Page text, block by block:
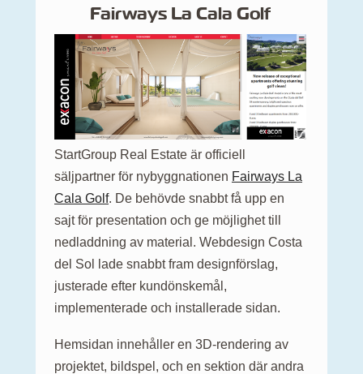
Fairways La Cala Golf
StartGroup Real Estate är officiell
säljpartner för nybyggnationen Fairways La
Cala Golf. De behövde snabbt få upp en
sajt för presentation och ge möjlighet till
nedladdning av material. Webdesign Costa
del Sol lade snabbt fram designförslag,
justerade efter kundönskemål,
implementerade och installerade sidan.
Hemsidan innehåller en 3D-rendering av
projektet, bildspel, och en sektion där andra